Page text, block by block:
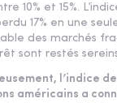
10% et 15%.
17% en une
des marchés
sont restés
l’indice
américains a